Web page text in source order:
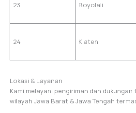
23 Boyolali
24 Klaten
Lokasi & Layanan
Kami melayani pengiriman dan dukungan
wilayah Jawa Barat & Jawa Tengah